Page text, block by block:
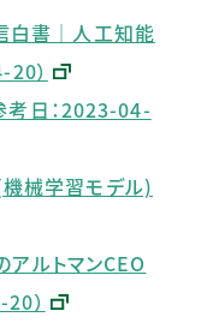
書｜人工知能
）
日：2023-04-
学習モデル)
ルトマンCEO
）